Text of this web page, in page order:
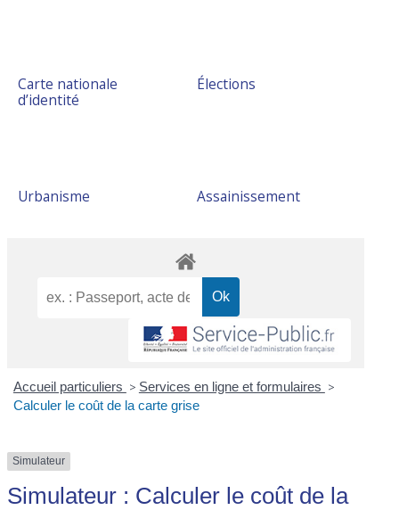
Carte nationale
d’identité
Élections
Urbanisme Assainissement
Accueil particuliers > Services en ligne et formulaires >
Calculer le coût de la carte grise
Simulateur
Simulateur : Calculer le coût de la